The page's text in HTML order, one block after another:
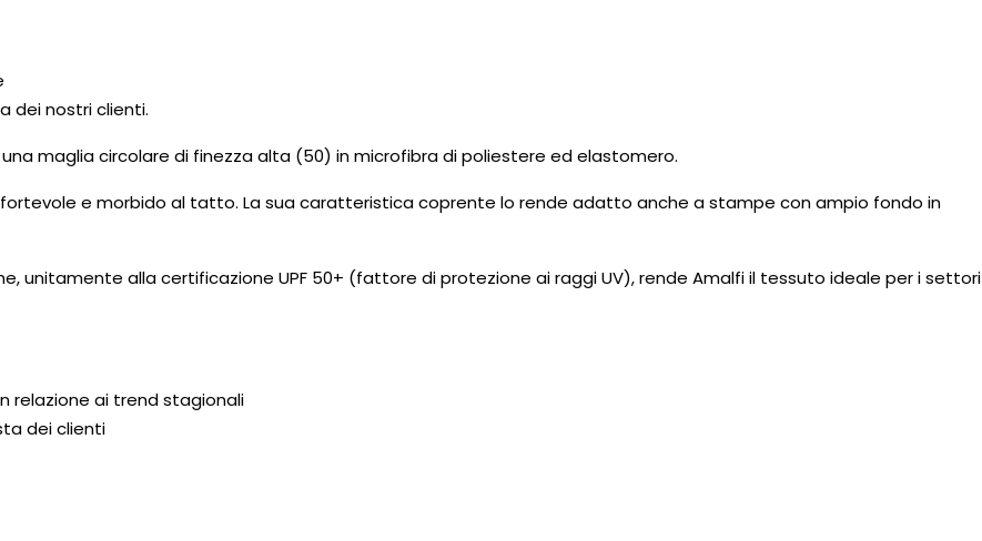
dei nostri clienti.
maglia circolare di finezza alta (50) in microfibra di poliestere ed elastomero.
e morbido al tatto. La sua caratteristica coprente lo rende adatto anche a stampe con ampio fondo in
unitamente alla certificazione UPF 50+ (fattore di protezione ai raggi UV), rende Amalfi il tessuto ideale per i settori
relazione ai trend stagionali
dei clienti